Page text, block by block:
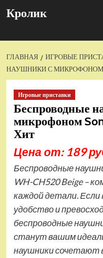
Кролик
ГЛАВНАЯ ИГРОВЫЕ
НАУШНИКИ С МИКРОФОНОМ
Игровые приставки
Беспроводные
микрофоном
Хит
Цена от: 189
Беспроводные
WH-CH520 Beige –
каждой детали.
удобство и
беспроводные
станут вашим
наушники сочетают